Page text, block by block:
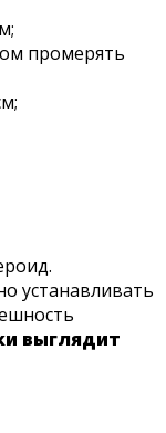
промерять
устанавливать
выглядит